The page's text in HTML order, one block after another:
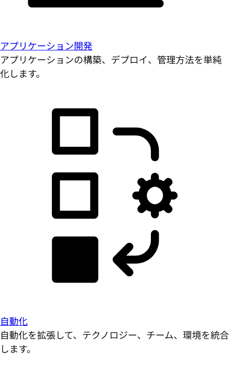
アプリケーション開発
アプリケーションの構築、デプロイ、管理方法を単純
化します。
自動化
自動化を拡張して、テクノロジー、チーム、環境を統合
します。